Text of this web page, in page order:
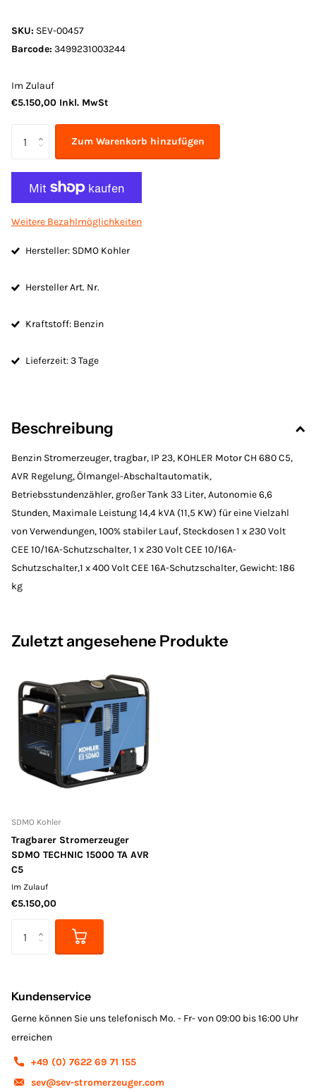
SKU: SEV-00457
Barcode: 3499231003244
Im Zulauf
€5.150,00 Inkl. MwSt
Zum Warenkorb hinzufügen
Weitere Bezahlmöglichkeiten
Hersteller: SDMO Kohler
Hersteller Art. Nr.
Kraftstoff: Benzin
Lieferzeit: 3 Tage
Beschreibung
Benzin Stromerzeuger, tragbar, IP 23, KOHLER Motor CH 680 C5,
AVR Regelung, Ölmangel-Abschaltautomatik,
Betriebsstundenzähler, großer Tank 33 Liter, Autonomie 6,6
Stunden, Maximale Leistung 14,4 kVA (11,5 KW) für eine Vielzahl
von Verwendungen, 100% stabiler Lauf, Steckdosen 1 x 230 Volt
CEE 10/16A-Schutzschalter, 1 x 230 Volt CEE 10/16A-
Schutzschalter,1 x 400 Volt CEE 16A-Schutzschalter, Gewicht: 186
kg
Zuletzt angesehene Produkte
SDMO Kohler
Tragbarer Stromerzeuger
SDMO TECHNIC 15000 TA AVR
C5
Im Zulauf
€5.150,00
Kundenservice
Gerne können Sie uns telefonisch Mo. - Fr- von 09:00 bis 16:00 Uhr
erreichen
+49 (0) 7622 69 71 155
sev@sev-stromerzeuger.com